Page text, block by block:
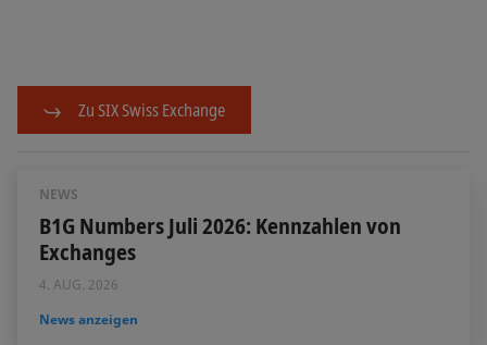
Zu SIX Swiss Exchange
NEWS
B1G Numbers Juli 2026: Kennzahlen von
Exchanges
4. AUG. 2026
News anzeigen